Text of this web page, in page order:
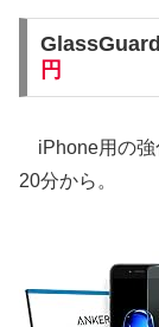
円
iPhone用の強
20分から。